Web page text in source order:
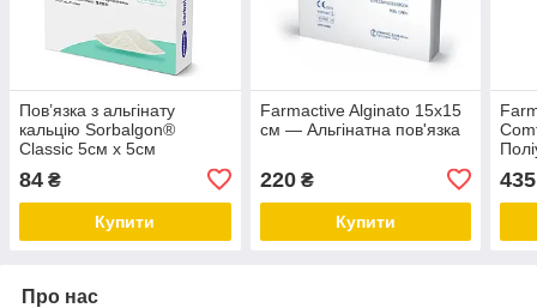
Пов’язка з альгінату
кальцію Sorbalgon®
Classic 5см х 5см
84 ₴
Купити
Farmactive Alginato 15x15
см — Альгінатна пов'язка
220₴
Купити
435
Про нас